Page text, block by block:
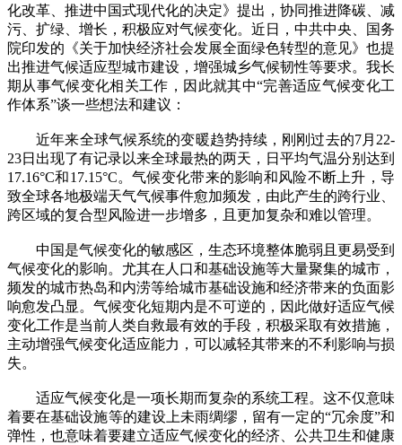
化改革、推进中国式现代化的决定》提出，协同推进降碳、减
污、扩绿、增长，积极应对气候变化。近日，中共中央、国务
院印发的《关于加快经济社会发展全面绿色转型的意见》也提
出推进气候适应型城市建设，增强城乡气候韧性等要求。我长
期从事气候变化相关工作，因此就其中“完善适应气候变化工
作体系”谈一些想法和建议：
近年来全球气候系统的变暖趋势持续，刚刚过去的7月22-
23日出现了有记录以来全球最热的两天，日平均气温分别达到
17.16°C和17.15°C。气候变化带来的影响和风险不断上升，导
致全球各地极端天气气候事件愈加频发，由此产生的跨行业、
跨区域的复合型风险进一步增多，且更加复杂和难以管理。
中国是气候变化的敏感区，生态环境整体脆弱且更易受到
气候变化的影响。尤其在人口和基础设施等大量聚集的城市，
频发的城市热岛和内涝等给城市基础设施和经济带来的负面影
响愈发凸显。气候变化短期内是不可逆的，因此做好适应气候
变化工作是当前人类自救最有效的手段，积极采取有效措施，
主动增强气候变化适应能力，可以减轻其带来的不利影响与损
失。
适应气候变化是一项长期而复杂的系统工程。这不仅意味
着要在基础设施等的建设上未雨绸缪，留有一定的“冗余度”和
弹性，也意味着要建立适应气候变化的经济、公共卫生和健康